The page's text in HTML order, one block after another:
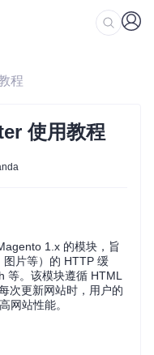
程
使用教程
1.x 的模块，旨
图片等）的 HTTP 缓
等。该模块遵循 HTML
次更新网站时，用户的
网站性能。